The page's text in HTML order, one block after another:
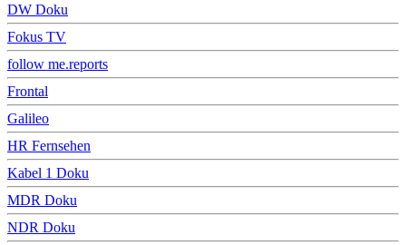
DW Doku
Fokus TV
follow me.reports
Frontal
Galileo
HR Fernsehen
Kabel 1 Doku
MDR Doku
NDR Doku